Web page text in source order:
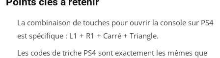
La combinaison de touches pour ouvrir la console sur PS4
est spécifique : L1 + R1 + Carré + Triangle.
Les codes de triche PS4 sont exactement les mêmes que